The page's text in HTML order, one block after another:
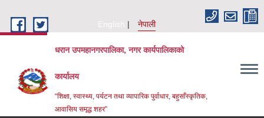
English
नेपाली
धरान उपमहानगरपालिका, नगर कार्यपालिकाको
कार्यालय
“शिक्षा, स्वास्थ्य, पर्यटन तथा व्यापारिक पुर्वाधार, बहुसाँस्कृतिक,
आवासिय समृद्ध शहर”